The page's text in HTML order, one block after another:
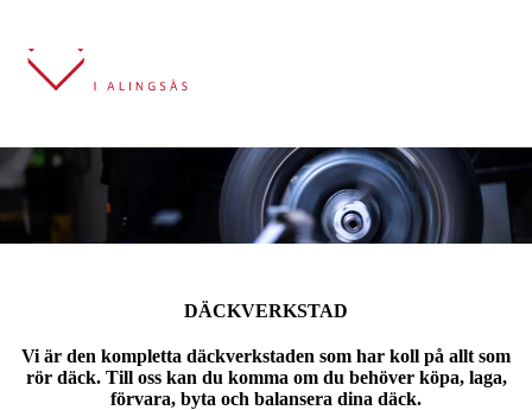
DÄCKVERKSTAD
Vi är den kompletta däckverkstaden som har koll på allt som
rör däck. Till oss kan du komma om du behöver köpa, laga,
förvara, byta och balansera dina däck.